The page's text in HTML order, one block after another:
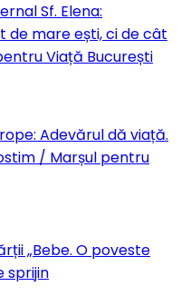
Sf. Elena:
de mare ești, ci de cât
Viață București
Adevărul dă viață.
/ Marșul pentru
„Bebe. O poveste
sprijin